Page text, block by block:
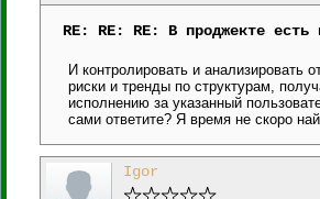
RE: RE: RE: В проджекте есть
И контролировать и анализировать
риски и тренды по структурам,
исполнению за указанный
сами ответите? Я время не скоро
Igor